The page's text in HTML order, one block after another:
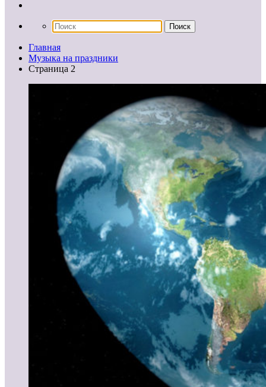
Главная
Музыка на праздники
Страница 2